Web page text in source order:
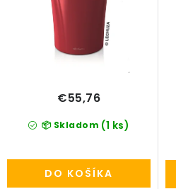
KVETINÁČE A OBALY NA
Podmienky ochrany osobných
Spôsoby platby
Informácie
📦 Skladom (1 ks)
€55,76
DO KOŠÍKA